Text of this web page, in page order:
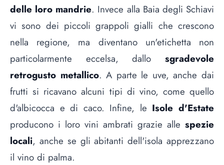
delle loro mandrie. Invece alla Baia degli Schiavi
vi sono dei piccoli grappoli gialli che crescono
nella regione, ma diventano un'etichetta non
particolarmente eccelsa, dallo sgradevole
retrogusto metallico. A parte le uve, anche dai
frutti si ricavano alcuni tipi di vino, come quello
d'albicocca e di caco. Infine, le Isole d'Estate
producono i loro vini ambrati grazie alle spezie
locali, anche se gli abitanti dell'isola apprezzano
il vino di palma.